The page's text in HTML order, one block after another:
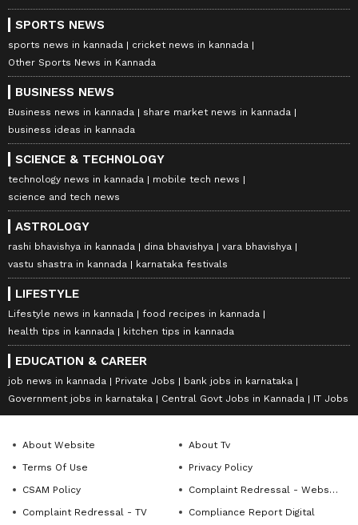
SPORTS NEWS
sports news in kannada
cricket news in kannada
Other Sports News in Kannada
BUSINESS NEWS
Business news in kannada
share market news in kannada
business ideas in kannada
SCIENCE & TECHNOLOGY
technology news in kannada
mobile tech news
science and tech news
ASTROLOGY
rashi bhavishya in kannada dina bhavishya
vara bhavishya
vastu shastra in kannada
karnataka festivals
LIFESTYLE
Lifestyle news in kannada
food recipes in kannada
health tips in kannada
kitchen tips in kannada
EDUCATION & CAREER
job news in kannada Private Jobs
bank jobs in karnataka
Government jobs in karnataka
Central Govt Jobs in Kannada IT Jobs
About Website
About Tv
Terms Of Use
Privacy Policy
CSAM Policy
Complaint Redressal - Website
Complaint Redressal - TV
Compliance Report Digital